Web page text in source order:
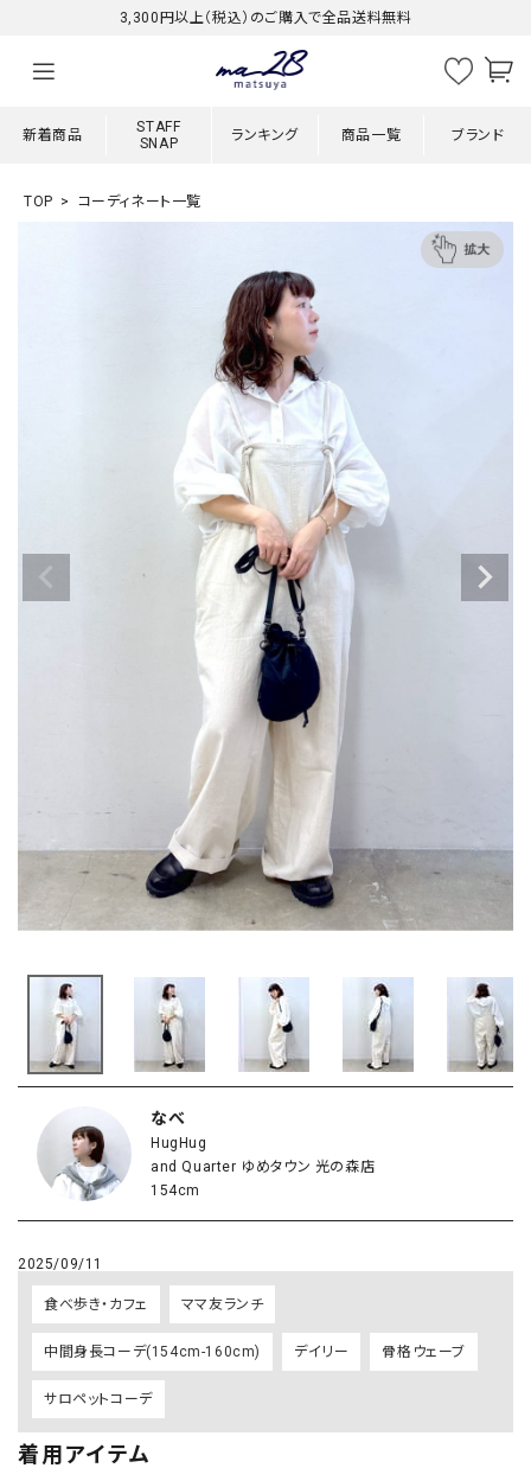
3,300円以上（税込）のご購入で全品送料無料
新着商品
STAFF
SNAP
ランキング 商品一覧 ブランド
TOP コーディネート一覧
なべ
HugHug
and Quarter ゆめタウン 光の森店
154cm
2025/09/11
食べ歩き・カフェ ママ友ランチ
中間身長コーデ(154cm-160cm) デイリー 骨格ウェーブ
サロペットコーデ
着用アイテム